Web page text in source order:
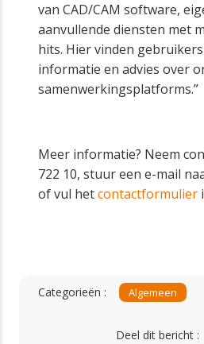
van CAD/CAM software,
aanvullende diensten met
hits. Hier vinden
informatie en advies over
samenwerkingsplatforms.”
Meer informatie? Neem
722 10, stuur een e-mail
of vul hetcontactformulier
Categorieën : Algemeen
Deel dit bericht :